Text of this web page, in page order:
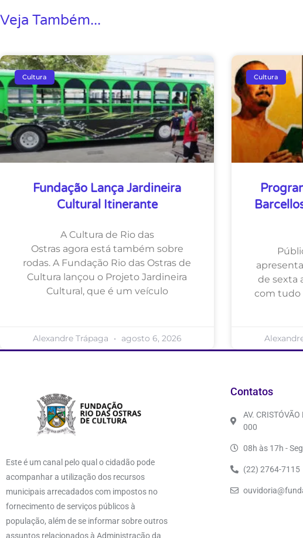
Veja Também...
Cultura
Fundação Lança Jardineira
Cultural Itinerante
A Cultura de Rio das
Ostras agora está também sobre
rodas. A Fundação Rio das Ostras de
Cultura lançou o Projeto Jardineira
Cultural, que é um veículo
Alexandre Trápaga agosto 6, 2026
Cultura
de sexta
com tudo
Este é um canal pelo qual o cidadão pode
acompanhar a utilização dos recursos
municipais arrecadados com impostos no
fornecimento de serviços públicos à
população, além de se informar sobre outros
assuntos relacionados à Administração da
Contatos
AV.
000
08h às 17h -
(22) 2764-7115